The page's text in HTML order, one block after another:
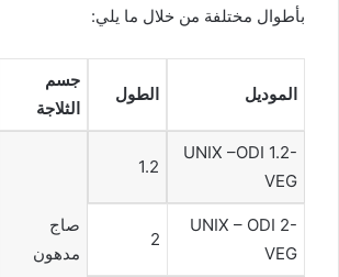
بأطوال مختلفة من خلال ما يلي:
الموديل الطول
جسم
الثلاجة
UNIX –ODI 1.2-
VEG
1.2
صاج
مدهون
UNIX – ODI 2-
VEG
2